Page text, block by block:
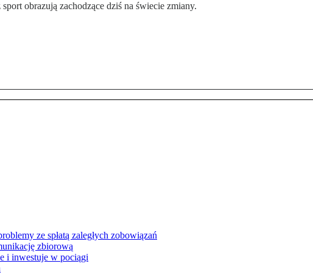
obrazują zachodzące dziś na świecie zmiany.
ze spłatą zaległych zobowiązań
zbiorową
i inwestuje w pociągi